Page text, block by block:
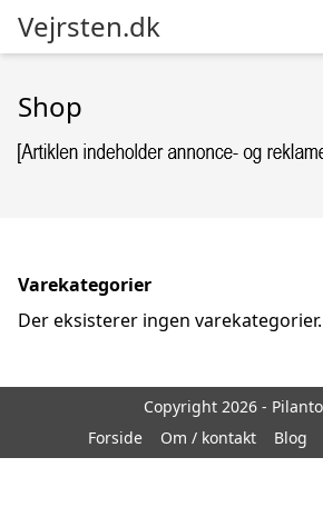
Vejrsten.dk
Shop
Varekategorier
Der eksisterer ingen varekategorier.
Copyright 2026 -
Forside
Om / kontakt Blog